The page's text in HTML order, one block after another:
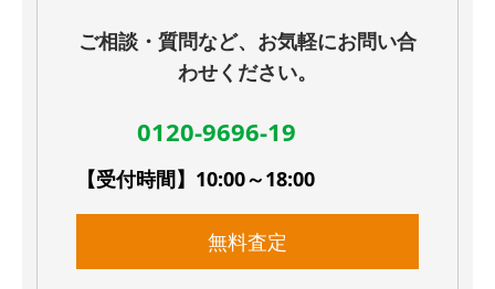
ご相談・質問など、お気軽にお問い合
わせください。
0120-9696-19
【受付時間】10:00～18:00
無料査定